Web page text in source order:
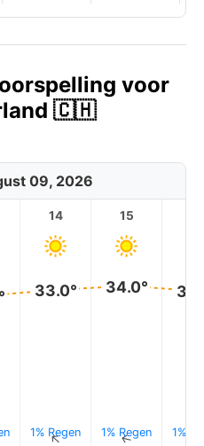
voor
🇨🇭
09, 2026
14
33.0°
1% Regen
↑
15
34.0°
1% Regen
↑ 1%